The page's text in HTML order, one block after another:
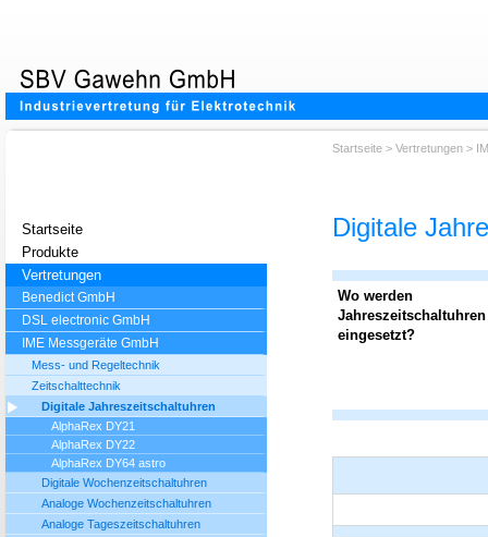
Startseite
Produkte
Vertretungen
Benedict GmbH
DSL electronic GmbH
IME Messgeräte GmbH
Mess- und Regeltechnik
Zeitschalttechnik
Digitale Jahreszeitschaltuhren
AlphaRex DY21
AlphaRex DY22
AlphaRex DY64 astro
Digitale Wochenzeitschaltuhren
Analoge Wochenzeitschaltuhren
Analoge Tageszeitschaltuhren
Startseite > Vertretungen >
Digitale
Wo werden
Jahreszeitschaltuhren
eingesetzt?